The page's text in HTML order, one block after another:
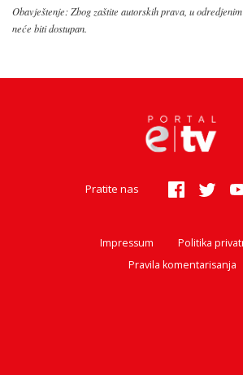
Obavještenje: Zbog zaštite autorskih prava, u
neće biti dostupan.
Pratite nas
Impressum
Politika
Pravila komentarisanja